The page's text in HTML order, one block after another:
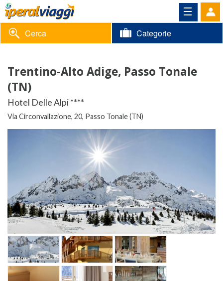
Volantino
Area
riservata
Informazioni
Contatti
Cerca Categorie
Trentino-Alto Adige, Passo Tonale
(TN)
Hotel Delle Alpi ****
Via Circonvallazione, 20, Passo Tonale (TN)